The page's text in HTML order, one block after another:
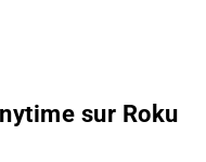
sur Roku